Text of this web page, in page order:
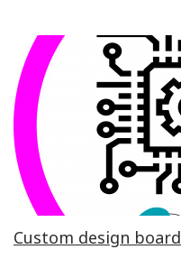
Custom design board